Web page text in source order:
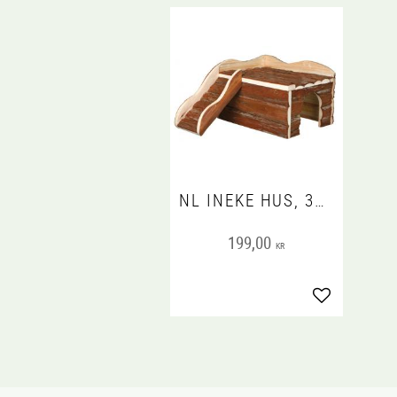
NL INEKE HUS, 30 X 16 X 32 CM"
199,00 KR
Lägg till i